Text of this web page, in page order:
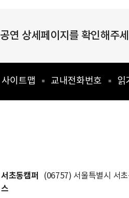
공연 상세페이지를 확인해주
사이트맵 교내전화번호 읽
서초동캠퍼
스
(06757) 서울특별시 서